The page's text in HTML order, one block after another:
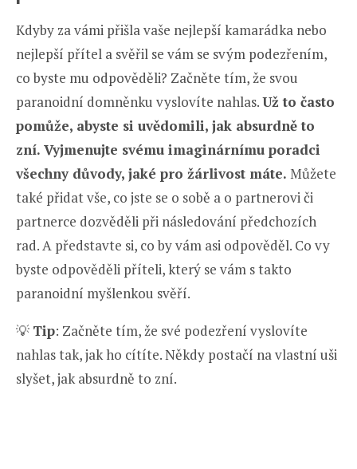
Kdyby za vámi přišla vaše nejlepší kamarádka nebo
nejlepší přítel a svěřil se vám se svým podezřením,
co byste mu odpověděli? Začněte tím, že svou
paranoidní domněnku vyslovíte nahlas.Už to často
pomůže, abyste si uvědomili, jak absurdně to
zní. Vyjmenujte svému imaginárnímu poradci
všechny důvody, jaké pro žárlivost máte. Můžete
také přidat vše, co jste se o sobě a o partnerovi či
partnerce dozvěděli při následování předchozích
rad. A představte si, co by vám asi odpověděl. Co vy
byste odpověděli příteli, který se vám s takto
paranoidní myšlenkou svěří.
💡 Tip: Začněte tím, že své podezření vyslovíte
nahlas tak, jak ho cítíte. Někdy postačí na vlastní uši
slyšet, jak absurdně to zní.